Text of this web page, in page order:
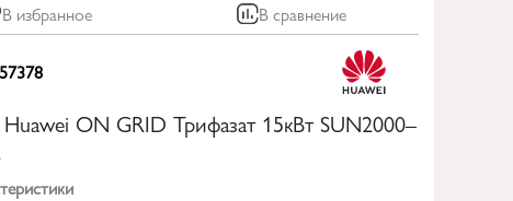
В избранное В сравнение
57378
ON GRID Трифазат 15кВт SUN2000–